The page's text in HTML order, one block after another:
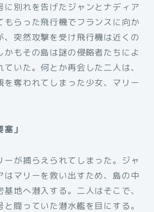
に別れを告げたジャンとナディア
もらった飛行機でフランスに向か
、突然攻撃を受け飛行機は近くの
かもその島は謎の侵略者たちによ
ていた。何とか再会した二人は、
を奪われてしまった少女、マリー
」
ーが捕らえられてしまった。ジャ
はマリーを救い出すため、島の中
地へ潜入する。二人はそこで、
と闘っていた潜水艦を目にする。